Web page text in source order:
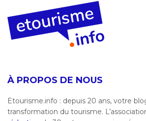
À PROPOS DE NOUS
Etourisme.info : depuis 20 ans, votre
transformation du tourisme.